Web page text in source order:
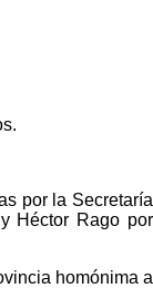
por la Secretaría
Héctor Rago por
homónima a